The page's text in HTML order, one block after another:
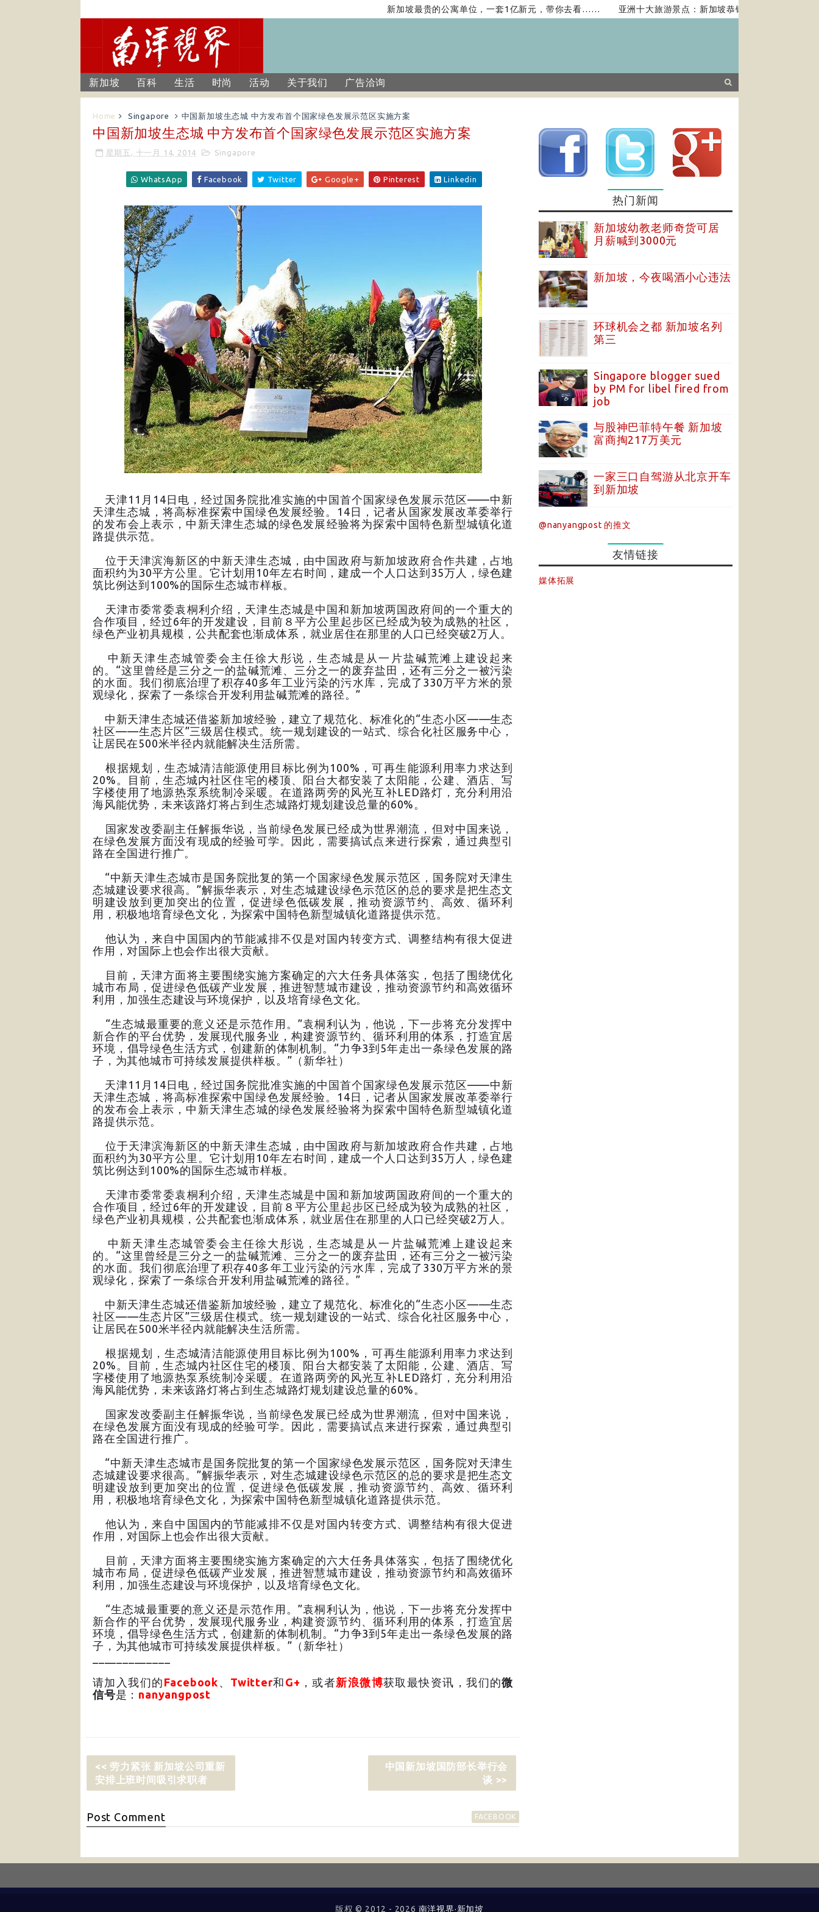
新加坡最贵的公寓单位，一套1亿新元，带你去看…… 亚洲十大旅游景点：新加坡恭锡路你去过吗？
新加坡 百科 生活 时尚 活动 关于我们 广告洽询
Home Singapore 中国新加坡生态城 中方发布首个国家绿色发展示范区实施方案
中国新加坡生态城 中方发布首个国家绿色发展示范区实施方案
星期五, 十一月 14, 2014 Singapore
WhatsApp Facebook Twitter Google+ Pinterest Linkedin
天津11月14日电，经过国务院批准实施的中国首个国家绿色发展示范区——中新
天津生态城，将高标准探索中国绿色发展经验。14日，记者从国家发展改革委举行
的发布会上表示，中新天津生态城的绿色发展经验将为探索中国特色新型城镇化道
路提供示范。
位于天津滨海新区的中新天津生态城，由中国政府与新加坡政府合作共建，占地
面积约为30平方公里。它计划用10年左右时间，建成一个人口达到35万人，绿色建
筑比例达到100%的国际生态城市样板。
天津市委常委袁桐利介绍，天津生态城是中国和新加坡两国政府间的一个重大的
合作项目，经过6年的开发建设，目前８平方公里起步区已经成为较为成熟的社区，
绿色产业初具规模，公共配套也渐成体系，就业居住在那里的人口已经突破2万人。
中新天津生态城管委会主任徐大彤说，生态城是从一片盐碱荒滩上建设起来
的。“这里曾经是三分之一的盐碱荒滩、三分之一的废弃盐田，还有三分之一被污染
的水面。我们彻底治理了积存40多年工业污染的污水库，完成了330万平方米的景
观绿化，探索了一条综合开发利用盐碱荒滩的路径。”
中新天津生态城还借鉴新加坡经验，建立了规范化、标准化的“生态小区——生态
社区——生态片区”三级居住模式。统一规划建设的一站式、综合化社区服务中心，
让居民在500米半径内就能解决生活所需。
根据规划，生态城清洁能源使用目标比例为100%，可再生能源利用率力求达到
20%。目前，生态城内社区住宅的楼顶、阳台大都安装了太阳能，公建、酒店、写
字楼使用了地源热泵系统制冷采暖。在道路两旁的风光互补LED路灯，充分利用沿
海风能优势，未来该路灯将占到生态城路灯规划建设总量的60%。
国家发改委副主任解振华说，当前绿色发展已经成为世界潮流，但对中国来说，
在绿色发展方面没有现成的经验可学。因此，需要搞试点来进行探索，通过典型引
路在全国进行推广。
“中新天津生态城市是国务院批复的第一个国家绿色发展示范区，国务院对天津生
态城建设要求很高。”解振华表示，对生态城建设绿色示范区的总的要求是把生态文
明建设放到更加突出的位置，促进绿色低碳发展，推动资源节约、高效、循环利
用，积极地培育绿色文化，为探索中国特色新型城镇化道路提供示范。
他认为，来自中国国内的节能减排不仅是对国内转变方式、调整结构有很大促进
作用，对国际上也会作出很大贡献。
目前，天津方面将主要围绕实施方案确定的六大任务具体落实，包括了围绕优化
城市布局，促进绿色低碳产业发展，推进智慧城市建设，推动资源节约和高效循环
利用，加强生态建设与环境保护，以及培育绿色文化。
“生态城最重要的意义还是示范作用。”袁桐利认为，他说，下一步将充分发挥中
新合作的平台优势，发展现代服务业，构建资源节约、循环利用的体系，打造宜居
环境，倡导绿色生活方式，创建新的体制机制。“力争3到5年走出一条绿色发展的路
子，为其他城市可持续发展提供样板。”（新华社）
天津11月14日电，经过国务院批准实施的中国首个国家绿色发展示范区——中新
天津生态城，将高标准探索中国绿色发展经验。14日，记者从国家发展改革委举行
的发布会上表示，中新天津生态城的绿色发展经验将为探索中国特色新型城镇化道
路提供示范。
位于天津滨海新区的中新天津生态城，由中国政府与新加坡政府合作共建，占地
面积约为30平方公里。它计划用10年左右时间，建成一个人口达到35万人，绿色建
筑比例达到100%的国际生态城市样板。
天津市委常委袁桐利介绍，天津生态城是中国和新加坡两国政府间的一个重大的
合作项目，经过6年的开发建设，目前８平方公里起步区已经成为较为成熟的社区，
绿色产业初具规模，公共配套也渐成体系，就业居住在那里的人口已经突破2万人。
中新天津生态城管委会主任徐大彤说，生态城是从一片盐碱荒滩上建设起来
的。“这里曾经是三分之一的盐碱荒滩、三分之一的废弃盐田，还有三分之一被污染
的水面。我们彻底治理了积存40多年工业污染的污水库，完成了330万平方米的景
观绿化，探索了一条综合开发利用盐碱荒滩的路径。”
中新天津生态城还借鉴新加坡经验，建立了规范化、标准化的“生态小区——生态
社区——生态片区”三级居住模式。统一规划建设的一站式、综合化社区服务中心，
让居民在500米半径内就能解决生活所需。
根据规划，生态城清洁能源使用目标比例为100%，可再生能源利用率力求达到
20%。目前，生态城内社区住宅的楼顶、阳台大都安装了太阳能，公建、酒店、写
字楼使用了地源热泵系统制冷采暖。在道路两旁的风光互补LED路灯，充分利用沿
海风能优势，未来该路灯将占到生态城路灯规划建设总量的60%。
国家发改委副主任解振华说，当前绿色发展已经成为世界潮流，但对中国来说，
在绿色发展方面没有现成的经验可学。因此，需要搞试点来进行探索，通过典型引
路在全国进行推广。
“中新天津生态城市是国务院批复的第一个国家绿色发展示范区，国务院对天津生
态城建设要求很高。”解振华表示，对生态城建设绿色示范区的总的要求是把生态文
明建设放到更加突出的位置，促进绿色低碳发展，推动资源节约、高效、循环利
用，积极地培育绿色文化，为探索中国特色新型城镇化道路提供示范。
他认为，来自中国国内的节能减排不仅是对国内转变方式、调整结构有很大促进
作用，对国际上也会作出很大贡献。
目前，天津方面将主要围绕实施方案确定的六大任务具体落实，包括了围绕优化
城市布局，促进绿色低碳产业发展，推进智慧城市建设，推动资源节约和高效循环
利用，加强生态建设与环境保护，以及培育绿色文化。
“生态城最重要的意义还是示范作用。”袁桐利认为，他说，下一步将充分发挥中
新合作的平台优势，发展现代服务业，构建资源节约、循环利用的体系，打造宜居
环境，倡导绿色生活方式，创建新的体制机制。“力争3到5年走出一条绿色发展的路
子，为其他城市可持续发展提供样板。”（新华社）
请加入我们的 Facebook 、 Twitter和 G+ ，或者新浪微博获取最快资讯，我们的微
信号是： nanyangpost
<< 劳力紧张 新加坡公司重新
安排上班时间吸引求职者
中国新加坡国防部长举行会
谈 >>
Post Comment FACEBOOK
热门新闻
新加坡幼教老师奇货可居
月薪喊到3000元
新加坡，今夜喝酒小心违法
环球机会之都 新加坡名列
第三
Singapore blogger sued
by PM for libel fired from
job
与股神巴菲特午餐 新加坡
富商掏217万美元
一家三口自驾游从北京开车
到新加坡
@nanyangpost 的推文
友情链接
媒体拓展
版权 © 2012 - 2026 南洋视界·新加坡